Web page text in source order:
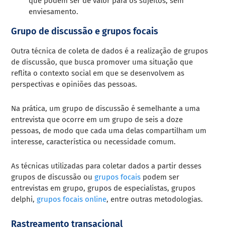
enviesamento.
Grupo de discussão e grupos focais
Outra técnica de coleta de dados é a realização de grupos
de discussão, que busca promover uma situação que
reflita o contexto social em que se desenvolvem as
perspectivas e opiniões das pessoas.
Na prática, um grupo de discussão é semelhante a uma
entrevista que ocorre em um grupo de seis a doze
pessoas, de modo que cada uma delas compartilham um
interesse, característica ou necessidade comum.
As técnicas utilizadas para coletar dados a partir desses
grupos de discussão ou grupos focais podem ser
entrevistas em grupo, grupos de especialistas, grupos
delphi, grupos focais online, entre outras metodologias.
Rastreamento transacional